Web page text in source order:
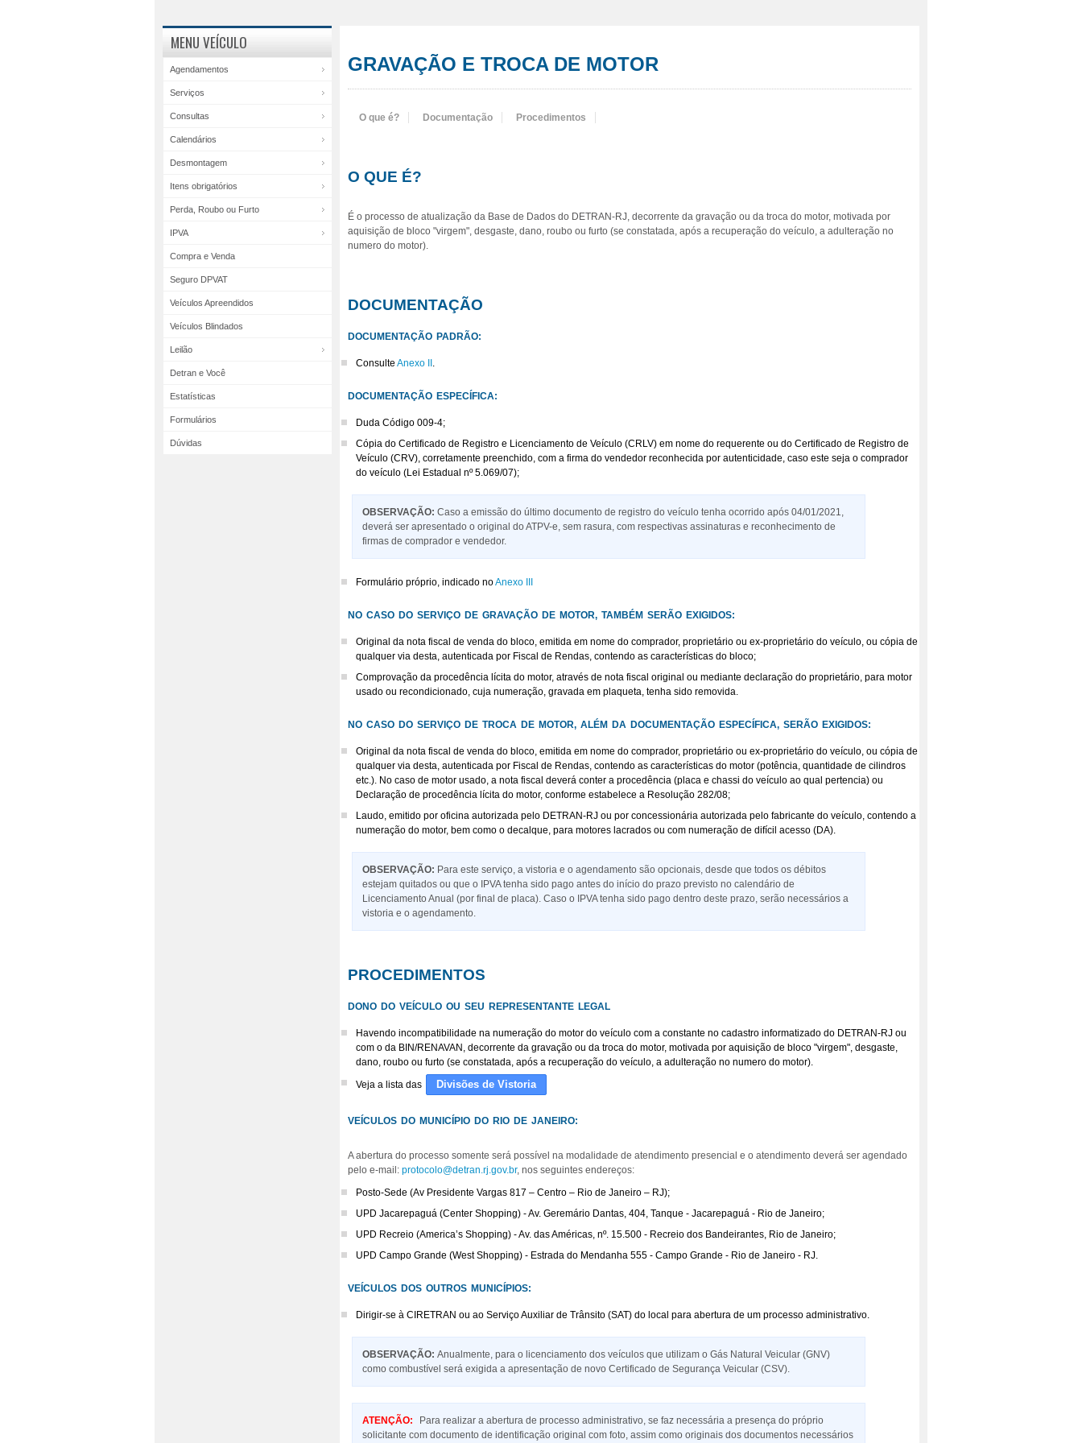
MENU VEÍCULO
Agendamentos
Serviços
Consultas
Calendários
Desmontagem
Itens obrigatórios
Perda, Roubo ou Furto
IPVA
Compra e Venda
Seguro DPVAT
Veículos Apreendidos
Veículos Blindados
Leilão
Detran e Você
Estatísticas
Formulários
Dúvidas
GRAVAÇÃO E TROCA DE MOTOR
O que é? Documentação Procedimentos
O QUE É?
É o processo de atualização da Base de Dados do DETRAN-RJ, decorrente da gravação ou da troca do motor, motivada por
aquisição de bloco "virgem", desgaste, dano, roubo ou furto (se constatada, após a recuperação do veículo, a adulteração no
numero do motor).
DOCUMENTAÇÃO
DOCUMENTAÇÃO PADRÃO:
Consulte Anexo II .
DOCUMENTAÇÃO ESPECÍFICA:
Duda Código 009-4;
Cópia do Certificado de Registro e Licenciamento de Veículo (CRLV) em nome do requerente ou do Certificado de Registro de
Veículo (CRV), corretamente preenchido, com a firma do vendedor reconhecida por autenticidade, caso este seja o comprador
do veículo (Lei Estadual nº 5.069/07);
OBSERVAÇÃO: Caso a emissão do último documento de registro do veículo tenha ocorrido após 04/01/2021,
deverá ser apresentado o original do ATPV-e, sem rasura, com respectivas assinaturas e reconhecimento de
firmas de comprador e vendedor.
Formulário próprio, indicado noAnexo III
NO CASO DO SERVIÇO DE GRAVAÇÃO DE MOTOR, TAMBÉM SERÃO EXIGIDOS:
Original da nota fiscal de venda do bloco, emitida em nome do comprador, proprietário ou ex-proprietário do veículo, ou cópia de
qualquer via desta, autenticada por Fiscal de Rendas, contendo as características do bloco;
Comprovação da procedência lícita do motor, através de nota fiscal original ou mediante declaração do proprietário, para motor
usado ou recondicionado, cuja numeração, gravada em plaqueta, tenha sido removida.
NO CASO DO SERVIÇO DE TROCA DE MOTOR, ALÉM DA DOCUMENTAÇÃO ESPECÍFICA, SERÃO EXIGIDOS:
Original da nota fiscal de venda do bloco, emitida em nome do comprador, proprietário ou ex-proprietário do veículo, ou cópia de
qualquer via desta, autenticada por Fiscal de Rendas, contendo as características do motor (potência, quantidade de cilindros
etc.). No caso de motor usado, a nota fiscal deverá conter a procedência (placa e chassi do veículo ao qual pertencia) ou
Declaração de procedência lícita do motor, conforme estabelece a Resolução 282/08;
Laudo, emitido por oficina autorizada pelo DETRAN-RJ ou por concessionária autorizada pelo fabricante do veículo, contendo a
numeração do motor, bem como o decalque, para motores lacrados ou com numeração de difícil acesso (DA).
OBSERVAÇÃO: Para este serviço, a vistoria e o agendamento são opcionais, desde que todos os débitos
estejam quitados ou que o IPVA tenha sido pago antes do início do prazo previsto no calendário de
Licenciamento Anual (por final de placa). Caso o IPVA tenha sido pago dentro deste prazo, serão necessários a
vistoria e o agendamento.
PROCEDIMENTOS
DONO DO VEÍCULO OU SEU REPRESENTANTE LEGAL
Havendo incompatibilidade na numeração do motor do veículo com a constante no cadastro informatizado do DETRAN-RJ ou
com o da BIN/RENAVAN, decorrente da gravação ou da troca do motor, motivada por aquisição de bloco "virgem", desgaste,
dano, roubo ou furto (se constatada, após a recuperação do veículo, a adulteração no numero do motor).
Veja a lista das
Divisões de Vistoria
VEÍCULOS DO MUNICÍPIO DO RIO DE JANEIRO:
A abertura do processo somente será possível na modalidade de atendimento presencial e o atendimento deverá ser agendado
pelo e-mail: protocolo@detran.rj.gov.br, nos seguintes endereços:
Posto-Sede (Av Presidente Vargas 817 – Centro – Rio de Janeiro – RJ);
UPD Jacarepaguá (Center Shopping) - Av. Geremário Dantas, 404, Tanque - Jacarepaguá - Rio de Janeiro;
UPD Recreio (America’s Shopping) - Av. das Américas, nº. 15.500 - Recreio dos Bandeirantes, Rio de Janeiro;
UPD Campo Grande (West Shopping) - Estrada do Mendanha 555 - Campo Grande - Rio de Janeiro - RJ.
VEÍCULOS DOS OUTROS MUNICÍPIOS:
Dirigir-se à CIRETRAN ou ao Serviço Auxiliar de Trânsito (SAT) do local para abertura de um processo administrativo.
OBSERVAÇÃO: Anualmente, para o licenciamento dos veículos que utilizam o Gás Natural Veicular (GNV)
como combustível será exigida a apresentação de novo Certificado de Segurança Veicular (CSV).
ATENÇÃO:
Para realizar a abertura de processo administrativo, se faz necessária a presença do próprio
solicitante com documento de identificação original com foto, assim como originais dos documentos necessários